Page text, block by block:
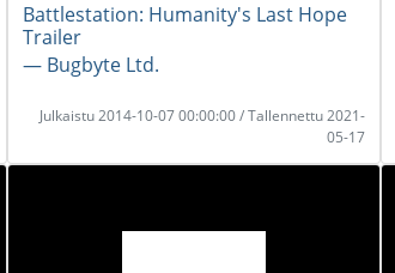
Battlestation: Humanity's Last Hope
Trailer
― Bugbyte Ltd.
Julkaistu 2014-10-07 00:00:00 / Tallennettu 2021-
05-17